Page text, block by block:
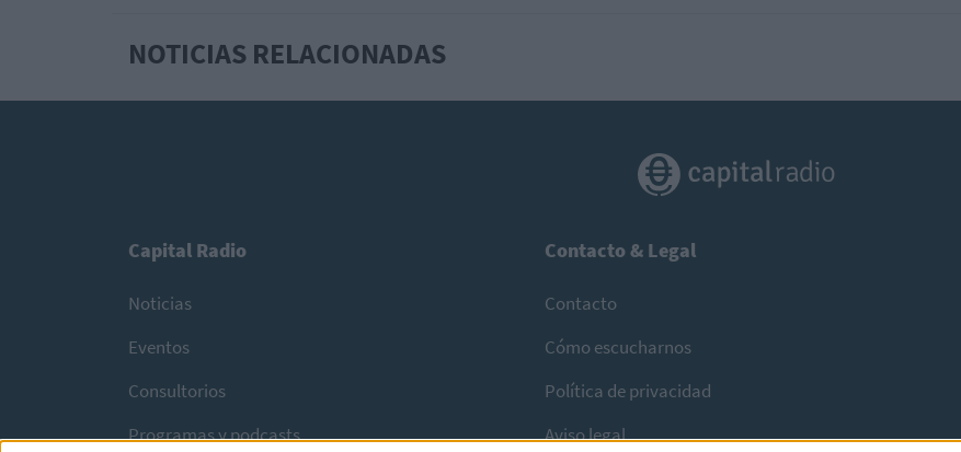
NOTICIAS RELACIONADAS
Capital Radio
Noticias
Eventos
Consultorios
Programas y podcasts
Contacto & Legal
Contacto
Cómo escucharnos
Política de privacidad
Aviso legal